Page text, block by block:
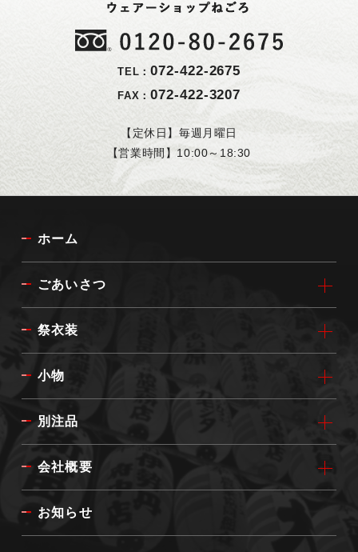
TEL：072-422-2675
FAX：072-422-3207
【定休日】毎週月曜日
【営業時間】10:00～18:30
ホーム
ごあいさつ
祭衣装
小物
別注品
会社概要
お知らせ